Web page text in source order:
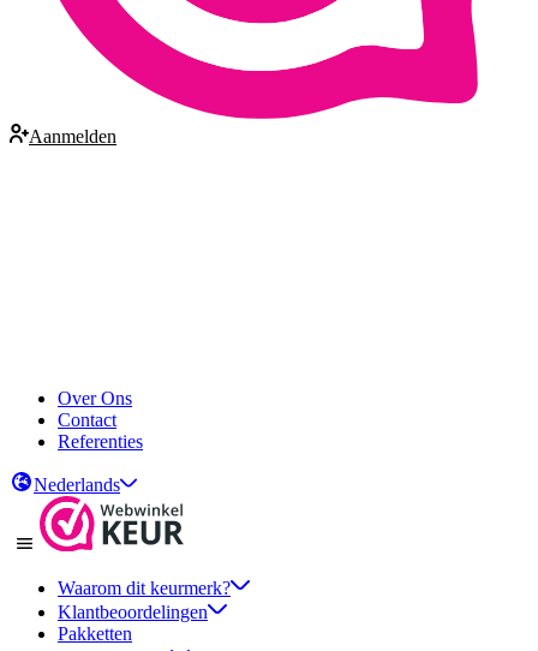
Aanmelden
Over Ons
Contact
Referenties
Nederlands
Waarom dit keurmerk?
Klantbeoordelingen
Pakketten